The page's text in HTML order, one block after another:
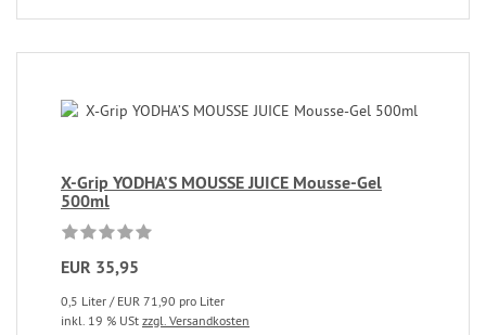
X-Grip YODHA’S MOUSSE JUICE Mousse-Gel
500ml
EUR 35,95
0,5 Liter / EUR 71,90 pro Liter
inkl. 19 % USt zzgl. Versandkosten